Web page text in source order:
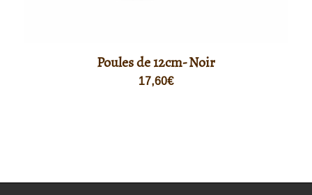
Poules de 12cm- Noir
17,60€